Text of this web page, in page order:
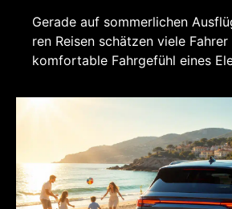
Gera­de auf som­mer­li­chen
ren Rei­sen schät­zen vie­le
kom­for­ta­ble Fahr­ge­fühl eines